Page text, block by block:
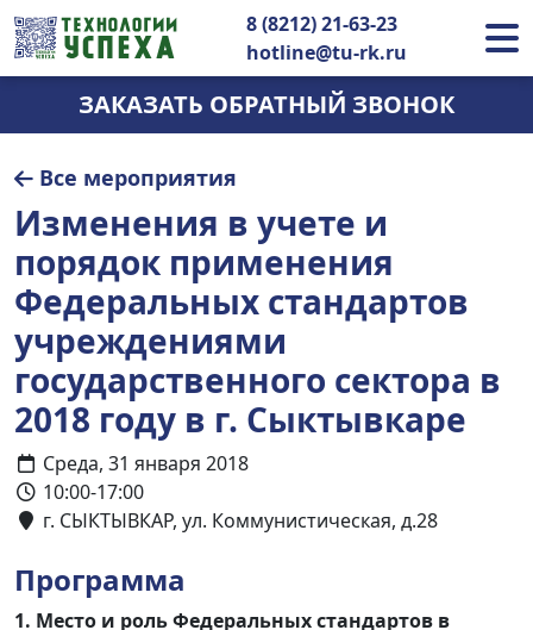
8 (8212) 21-63-23
hotline@tu-rk.ru
ЗАКАЗАТЬ ОБРАТНЫЙ ЗВОНОК
Изменения в учете и
порядок применения
Федеральных стандартов
учреждениями
государственного сектора в
2018 году в г. Сыктывкаре
Все мероприятия
Среда, 31 января 2018
10:00-17:00
г. СЫКТЫВКАР, ул. Коммунистическая, д.28
Программа
1. Место и роль Федеральных стандартов в